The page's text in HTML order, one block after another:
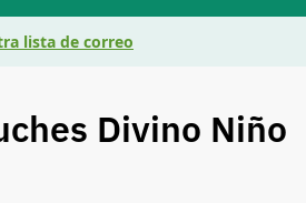
lista de correo
Divino Niño